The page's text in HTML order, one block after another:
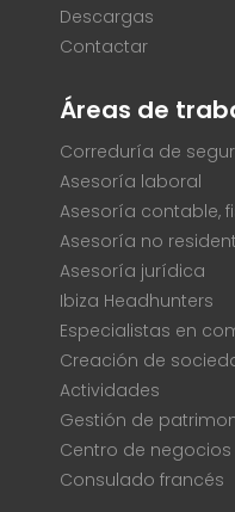
Descargas
Contactar
Áreas de
Correduría de
Asesoría laboral
Asesoría contable,
Asesoría no
Asesoría jurídica
Ibiza Headhunters
Especialistas en
Creación de
Actividades
Gestión de
Centro de negocios
Consulado francés